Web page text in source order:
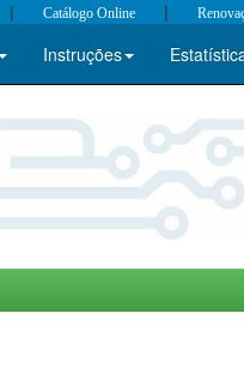
| Catálogo Online |
Instruções